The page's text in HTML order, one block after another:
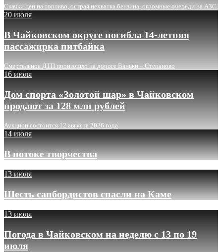
Скачки цен на топливо, острая нехватка бензина, огромные очереди на АЗС
20 июля
В Чайковском округе погибла 14-летняя
пассажирка питбайка
Смертельное ДТП произошло на дороге Ваньки – Степаново
16 июля
Дом спорта «Золотой шар» в Чайковском
продают за 128 млн рублей
Аукцион состоится 12 августа 2026 года
14 июля
В потоке творчества
13 июля
Шесть сапбордистов спасли на Каме
13 июля
Погода в Чайковском на неделю с 13 по 19
июля